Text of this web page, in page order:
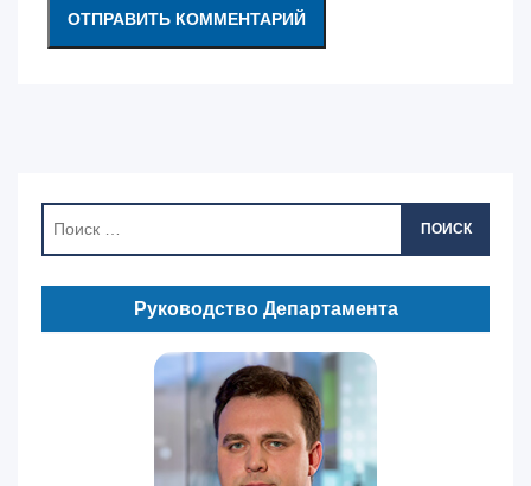
ПОИСК
Руководство Департамента